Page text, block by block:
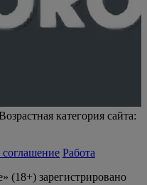
категория сайта:
соглашение Работа
(18+) зарегистрировано